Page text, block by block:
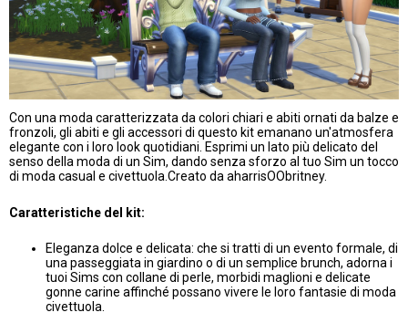
Con una moda caratterizzata da colori chiari e abiti ornati da balze e
fronzoli, gli abiti e gli accessori di questo kit emanano un'atmosfera
elegante con i loro look quotidiani. Esprimi un lato più delicato del
senso della moda di un Sim, dando senza sforzo al tuo Sim un tocco
di moda casual e civettuola.Creato da aharrisOObritney.
Caratteristiche del kit:
Eleganza dolce e delicata: che si tratti di un evento formale, di
una passeggiata in giardino o di un semplice brunch, adorna i
tuoi Sims con collane di perle, morbidi maglioni e delicate
gonne carine affinché possano vivere le loro fantasie di moda
civettuola.